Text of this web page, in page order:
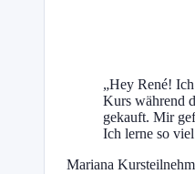
„Hey René!
Kurs während
gekauft. Mir
Ich lerne so
Mariana